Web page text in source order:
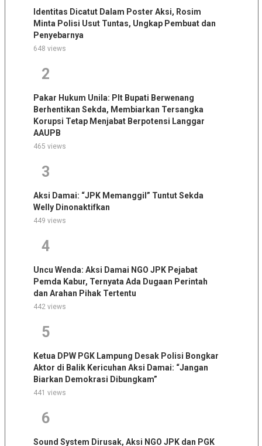
Identitas Dicatut Dalam Poster Aksi, Rosim
Minta Polisi Usut Tuntas, Ungkap Pembuat dan
Penyebarnya
648 views
2
Pakar Hukum Unila: Plt Bupati Berwenang
Berhentikan Sekda, Membiarkan Tersangka
Korupsi Tetap Menjabat Berpotensi Langgar
AAUPB
465 views
3
Aksi Damai: “JPK Memanggil” Tuntut Sekda
Welly Dinonaktifkan
449 views
4
Uncu Wenda: Aksi Damai NGO JPK Pejabat
Pemda Kabur, Ternyata Ada Dugaan Perintah
dan Arahan Pihak Tertentu
442 views
5
Ketua DPW PGK Lampung Desak Polisi Bongkar
Aktor di Balik Kericuhan Aksi Damai: “Jangan
Biarkan Demokrasi Dibungkam”
441 views
6
Sound System Dirusak, Aksi NGO JPK dan PGK